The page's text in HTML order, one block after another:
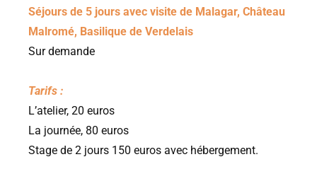
Séjours de 5 jours avec visite de Malagar, Château
Malromé, Basilique de Verdelais
Sur demande
Tarifs :
L’atelier, 20 euros
La journée, 80 euros
Stage de 2 jours 150 euros avec hébergement.